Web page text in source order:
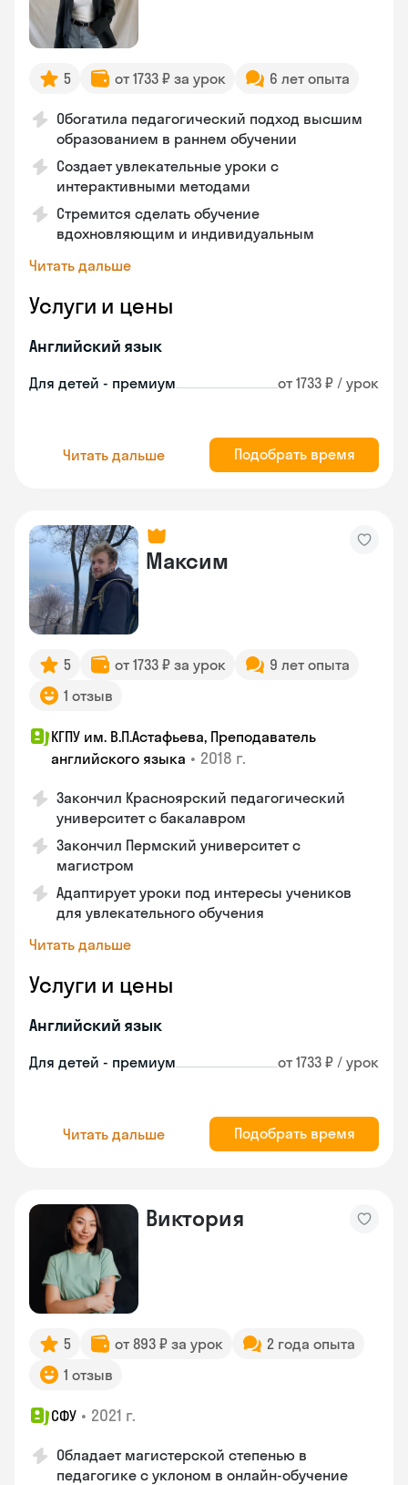
5 от 1733 ₽ за урок 6 лет опыта
Обогатила педагогический подход высшим
образованием в раннем обучении
Создает увлекательные уроки с
интерактивными методами
Стремится сделать обучение
вдохновляющим и индивидуальным
Читать дальше
Услуги и цены
Английский язык
Для детей - премиум от 1733 ₽ / урок
Читать дальше Подобрать время
Максим
5 от 1733 ₽ за урок
9 лет опыта
1 отзыв
КГПУ им. В.П.Астафьева, Преподаватель
английского языка • 2018 г.
Закончил Красноярский педагогический
университет с бакалавром
Закончил Пермский университет с
магистром
Адаптирует уроки под интересы учеников
для увлекательного обучения
Читать дальше
Услуги и цены
Английский язык
Для детей - премиум от 1733 ₽ / урок
Читать дальше Подобрать время
Виктория
5 от 893 ₽ за урок
2 года опыта
1 отзыв
СФУ • 2021 г.
Обладает магистерской степенью в
педагогике с уклоном в онлайн-обучение